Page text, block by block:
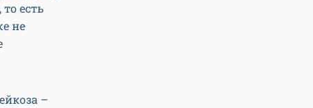
есть
не
–